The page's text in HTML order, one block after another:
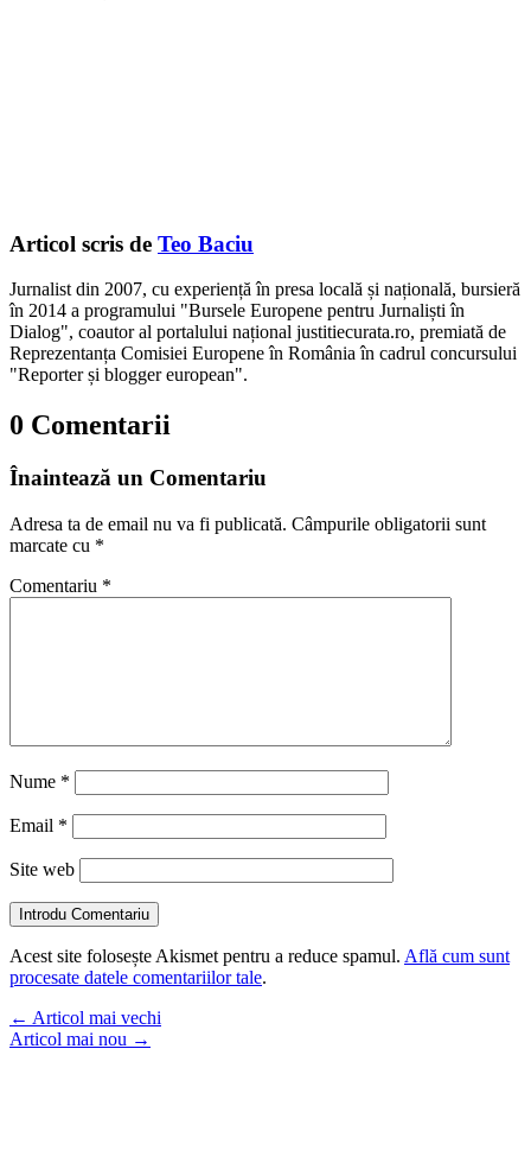
Articol scris de Teo Baciu
Jurnalist din 2007, cu experiență în presa locală și națională, bursieră
în 2014 a programului "Bursele Europene pentru Jurnaliști în
Dialog", coautor al portalului național justitiecurata.ro, premiată de
Reprezentanța Comisiei Europene în România în cadrul concursului
"Reporter și blogger european".
0 Comentarii
Înaintează un Comentariu
Adresa ta de email nu va fi publicată. Câmpurile obligatorii sunt
marcate cu *
Comentariu *
Nume *
Email *
Site web
Introdu Comentariu
Acest site folosește Akismet pentru a reduce spamul. Află cum sunt
procesate datele comentariilor tale.
← Articol mai vechi
Articol mai nou →